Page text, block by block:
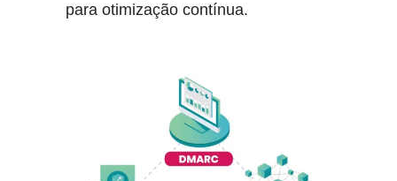
para otimização contínua.